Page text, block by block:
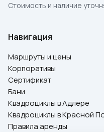
Стоимость и наличие
Навигация
Маршруты и цены
Корпоративы
Сертификат
Бани
Квадроциклы в Адлере
Квадроциклы в Красной
Правила аренды